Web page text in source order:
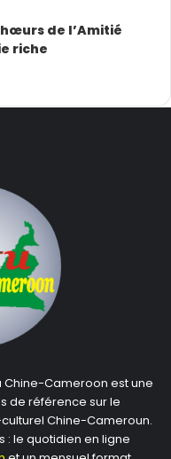
de l’Amitié
riche
Chine-Cameroon est une
de référence sur le
Chine-Cameroun.
: le quotidien en ligne